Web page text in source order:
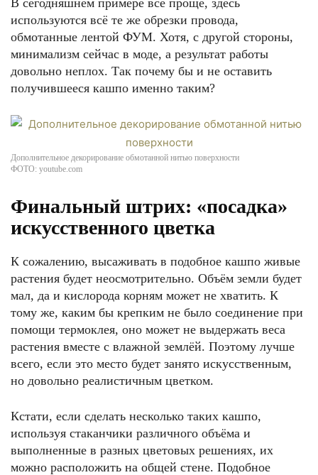
В сегодняшнем примере всё проще, здесь
используются всё те же обрезки провода,
обмотанные лентой ФУМ. Хотя, с другой стороны,
минимализм сейчас в моде, а результат работы
довольно неплох. Так почему бы и не оставить
получившееся кашпо именно таким?
Дополнительное декорирование обмотанной нитью поверхности
ФОТО: youtube.com
Финальный штрих: «посадка»
искусственного цветка
К сожалению, высаживать в подобное кашпо живые
растения будет неосмотрительно. Объём земли будет
мал, да и кислорода корням может не хватить. К
тому же, каким бы крепким не было соединение при
помощи термоклея, оно может не выдержать веса
растения вместе с влажной землёй. Поэтому лучше
всего, если это место будет занято искусственным,
но довольно реалистичным цветком.
Кстати, если сделать несколько таких кашпо,
используя стаканчики различного объёма и
выполненные в разных цветовых решениях, их
можно расположить на общей стене. Подобное